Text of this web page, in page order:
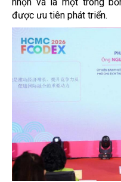
được ưu tiên phát triển.